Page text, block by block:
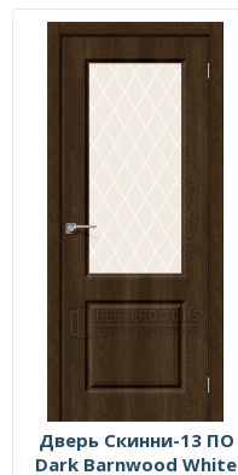
Дверь Скинни-13 ПО
Dark Barnwood White